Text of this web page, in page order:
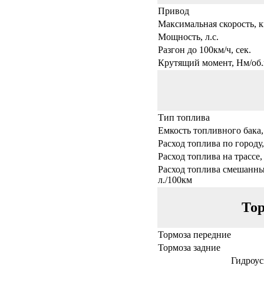
Привод
Максимальная скорость,
Мощность, л.с.
Разгон до 100км/ч, сек.
Крутящий момент, Нм/
Тип топлива
Емкость топливного
Расход топлива по
Расход топлива на
Расход топлива
л./100км
Тормоза передние
Тормоза задние